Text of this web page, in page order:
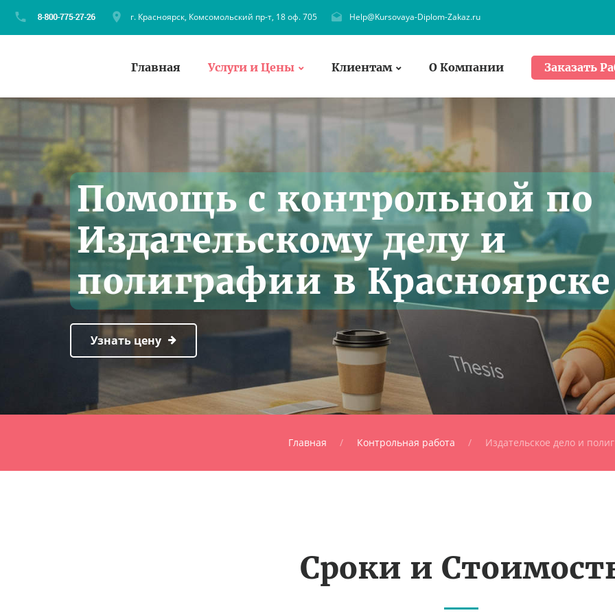
г. Красноярск, Комсомольский пр-т, 18 оф. 705 Help@Kursovaya-Diplom-Zakaz.ru
Главная Услуги и Цены Клиентам О Компании Заказать
Помощь с контрольной по
Издательскому делу и
полиграфии в Красноярске
Узнать цену
Главная Контрольная работа Издательское дело и
Сроки и